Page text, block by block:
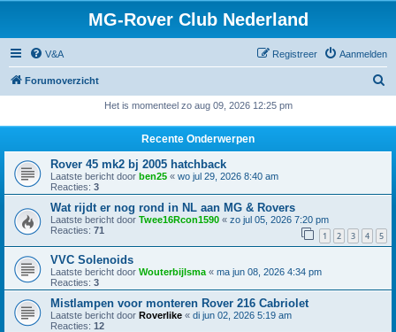
MG-Rover Club Nederland
V&A Aanmelden
Registreer
Forumoverzicht
Het is momenteel zo aug 09, 2026 12:25 pm
Recente Onderwerpen
Rover 45 mk2 bj 2005 hatchback
Laatste bericht door ben25 « wo jul 29, 2026 8:40 am
Reacties: 3
Wat rijdt er nog rond in NL aan MG & Rovers
Laatste bericht door Twee16Rcon1590 « zo jul 05, 2026 7:20 pm
Reacties: 71 1 2 3 4 5
VVC Solenoids
Laatste bericht door Wouterbijlsma « ma jun 08, 2026 4:34 pm
Reacties: 3
Mistlampen voor monteren Rover 216 Cabriolet
Laatste bericht door Roverlike « di jun 02, 2026 5:19 am
Reacties: 12